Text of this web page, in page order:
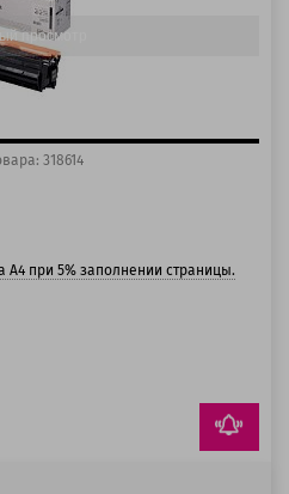
просмотр
318614
A4 при 5% заполнении страницы.